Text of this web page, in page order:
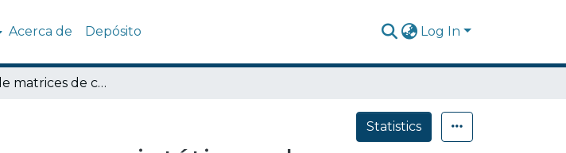
Acerca de Depósito Log In
Rango de matrices de covarianzas no asintóticas y la matriz de Hankel, para estimar el orden de un sistema
Statistics